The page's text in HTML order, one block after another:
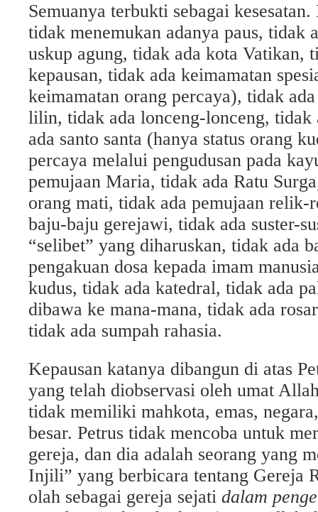
Semuanya terbukti sebagai
tidak menemukan adanya paus, tidak
uskup agung, tidak ada kota Vatikan,
kepausan, tidak ada keimamatan
keimamatan orang percaya), tidak
lilin, tidak ada lonceng-lonceng, tidak
ada santo santa (hanya status orang
percaya melalui pengudusan pada
pemujaan Maria, tidak ada Ratu
orang mati, tidak ada pemujaan
baju-baju gerejawi, tidak ada suster-
“selibet” yang diharuskan, tidak ada
pengakuan dosa kepada imam
kudus, tidak ada katedral, tidak ada
dibawa ke mana-mana, tidak ada
tidak ada sumpah rahasia.
Kepausan katanya dibangun di atas
yang telah diobservasi oleh umat
tidak memiliki mahkota, emas,
besar. Petrus tidak mencoba untuk
gereja, dan dia adalah seorang yang
Injili” yang berbicara tentang Gereja
olah sebagai gereja sejati dalam